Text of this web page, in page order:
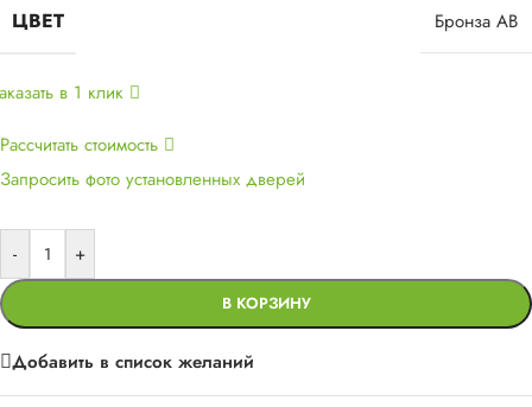
ЦВЕТ Бронза AB
в 1 клик
Рассчитать стоимость
Запросить фото установленных дверей
- +
В КОРЗИНУ
Добавить в список желаний